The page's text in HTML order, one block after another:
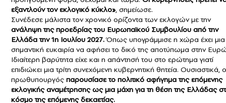
εξαντλούν τον εκλογικό κύκλο», σημείωσε.
Συνέδεσε μάλιστα τον χρονικό ορίζοντα των εκλογών με την
ανάληψη της προεδρίας του Ευρωπαϊκού Συμβουλίου από την
Ελλάδα την 1η Ιουλίου 2027.Όπως υπογράμμισε η χώρα έχει μια
σημαντική ευκαιρία να αφήσει το δικό της αποτύπωμα στην
Ιδιαίτερη βαρύτητα είχε και η απάντησή του στο ερώτημα γιατί
επιδιώκει μια τρίτη συνεχόμενη κυβερνητική θητεία. Ουσιαστικά, ο
πρωθυπουργός παρουσίασε το πολιτικό αφήγημα της επόμενης
εκλογικής αναμέτρησης ως μια μάχη για τη θέση της Ελλάδας
κόσμο της επόμενης δεκαετίας.